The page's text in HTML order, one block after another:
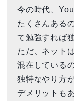
今の時代、
たくさんある
て勉強すれば
ただ、ネット
混在している
独特なやり方
デメリットも